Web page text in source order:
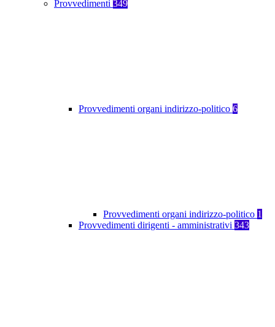
Provvedimenti 349
Provvedimenti organi indirizzo-politico 6
Provvedimenti organi indirizzo-politico 1
Provvedimenti dirigenti - amministrativi 343